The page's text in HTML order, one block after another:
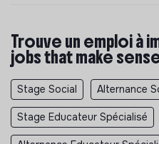
Trouve un emploi à
jobs that make
Stage Social Alternance
Stage Educateur Spécialisé